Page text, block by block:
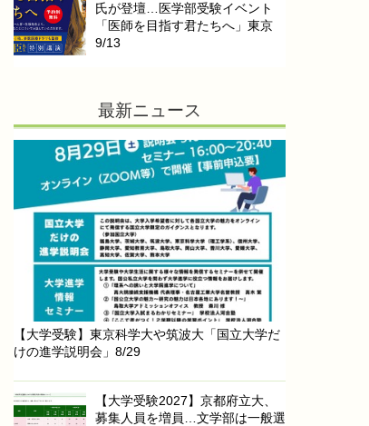
氏が登壇…医学部受験イベント
「医師を目指す君たちへ」東京
9/13
最新ニュース
【大学受験】東京科学大や筑波大「国立大学だ
けの進学説明会」8/29
【大学受験2027】京都府立大、
募集人員を増員…文学部は一般選